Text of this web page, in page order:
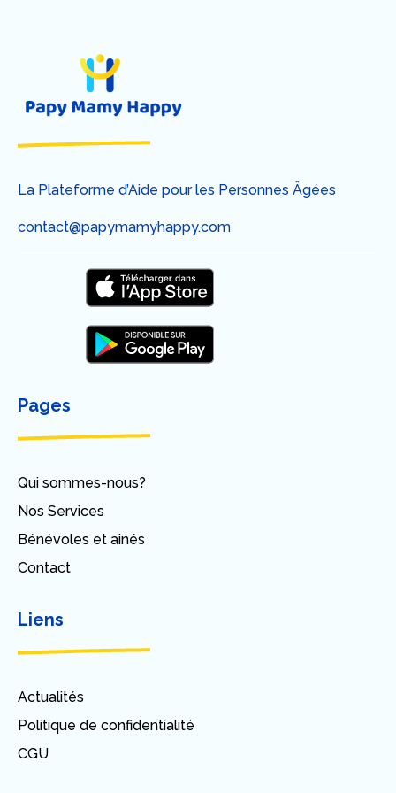
La Plateforme d’Aide pour les Personnes Âgées
contact@papymamyhappy.com
Pages
Qui sommes-nous?
Nos Services
Bénévoles et ainés
Contact
Liens
Actualités
Politique de confidentialité
CGU